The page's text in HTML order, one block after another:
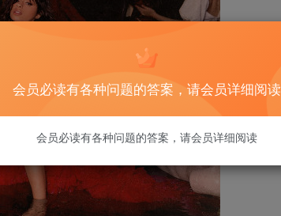
会员必读有各种问题的答案，请会员详细阅读
会员必读有各种问题的答案，请会员详细阅读